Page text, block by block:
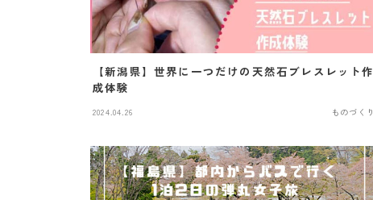
【新潟県】世界に一つだけの天然石ブレスレット作
成体験
2024.04.26 ものづくり